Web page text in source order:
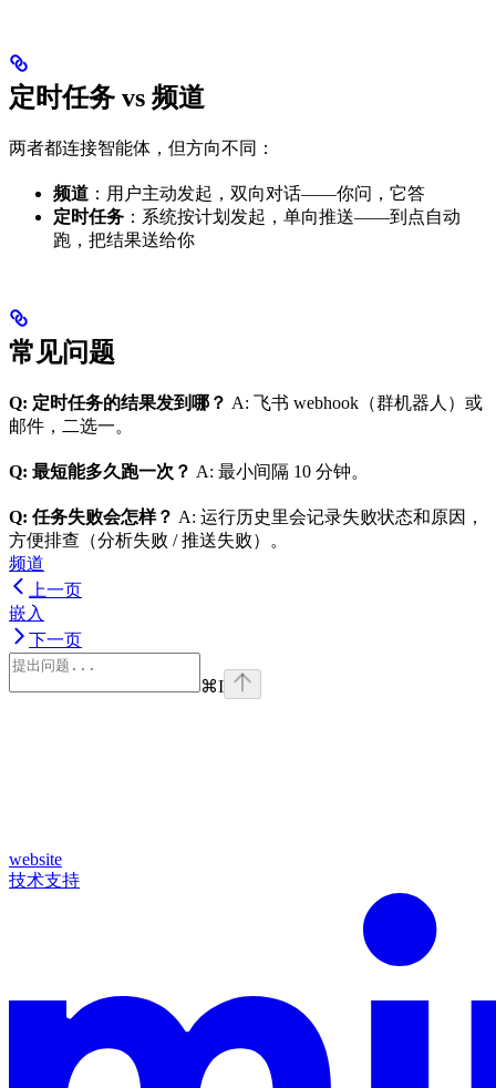
定时任务 vs 频道
两者都连接智能体，但方向不同：
频道 ：用户主动发起，双向对话——你问，它答
定时任务 ：系统按计划发起，单向推送——到点自动
跑，把结果送给你
常见问题
Q: 定时任务的结果发到哪？ A: 飞书 webhook（群机器人）或
邮件，二选一。
Q: 最短能多久跑一次？ A: 最小间隔 10 分钟。
Q: 任务失败会怎样？ A: 运行历史里会记录失败状态和原因，
方便排查（分析失败 / 推送失败）。
频道
上一页
嵌入
下一页
⌘I
website
技术支持